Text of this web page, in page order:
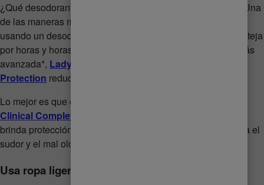
¿Qué desodorante es mejor para la sudoración excesiva? Una
de las maneras más efectivas para olvidarnos del sudor es
usando un desodorante o antitranspirante clínico que te proteja
por horas y horas. Gracias a su tecnología de protección más
avanzada*, Lady Speed Stick® Clinical Complete
Protection reduce el sudor y ayuda a bloquear el mal olor.
Lo mejor es que el antitranspirante
Clinical Complete Protection
brinda protección de larga duración, ¡hasta 96 horas!, contra el
sudor y el mal olor.
Usa ropa ligera y de tejidos naturales